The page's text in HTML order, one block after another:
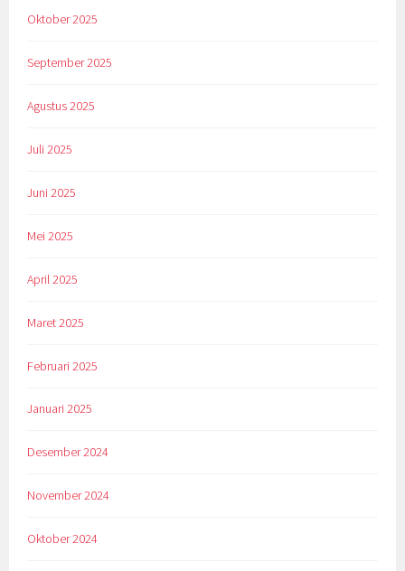
Oktober 2025
September 2025
Agustus 2025
Juli 2025
Juni 2025
Mei 2025
April 2025
Maret 2025
Februari 2025
Januari 2025
Desember 2024
November 2024
Oktober 2024